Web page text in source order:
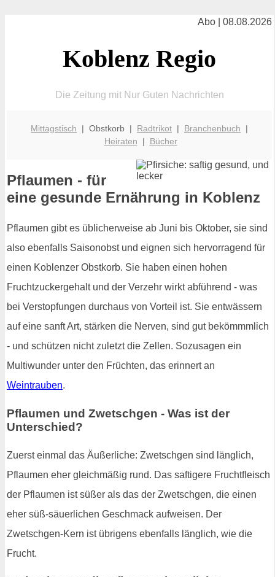
Abo | 08.08.2026
Koblenz Regio
Die Zeitung mit Nur Guten Nachrichten
Mittagstisch | Obstkorb | Radtrikot | Branchenbuch |
Heiraten | Bücher
Pflaumen - für
eine gesunde Ernährung in Koblenz
Pflaumen gibt es üblicherweise ab Juni bis Oktober, sie sind
also ebenfalls Saisonobst und eignen sich hervorragend für
einen Koblenzer Obstkorb. Sie haben einen hohen
Fruchtzuckergehalt und der Verzehr wirkt abführend - was
bei Verstopfungen durchaus von Vorteil ist. Sie entwässern
auf eine sanft Art, stärken die Nerven, sind gut bekömmmlich
- und schützen nicht zuletzt die Zellen. Sozusagen ein
Multiwunder unter den Früchten, das erinnert an
Weintrauben.
Pflaumen und Zwetschgen - Was ist der
Unterschied?
Zuerst einmal das Äußerliche: Zwetschgen sind länglich,
Pflaumen eher gleichmäßig rund. Das saftigere Fruchtfleisch
der Pflaumen ist süßer als das der Zwetschgen, die einen
eher süß-säuerlichen Geschmack aufweisen. Der
Zwetschgen-Kern ist übrigens ebenfalls länglich, wie die
Frucht.